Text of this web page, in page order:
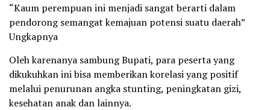
“Kaum perempuan ini menjadi sangat berarti dalam
pendorong semangat kemajuan potensi suatu daerah”
Ungkapnya
Oleh karenanya sambung Bupati, para peserta yang
dikukuhkan ini bisa memberikan korelasi yang positif
melalui penurunan angka stunting, peningkatan gizi,
kesehatan anak dan lainnya.